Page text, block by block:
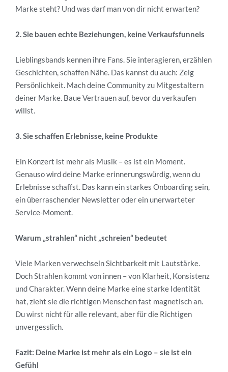
Marke steht? Und was darf man von dir nicht erwarten?
2. Sie bauen echte Beziehungen, keine Verkaufsfunnels
Lieblingsbands kennen ihre Fans. Sie interagieren, erzählen
Geschichten, schaffen Nähe. Das kannst du auch: Zeig
Persönlichkeit. Mach deine Community zu Mitgestaltern
deiner Marke. Baue Vertrauen auf, bevor du verkaufen
willst.
3. Sie schaffen Erlebnisse, keine Produkte
Ein Konzert ist mehr als Musik – es ist ein Moment.
Genauso wird deine Marke erinnerungswürdig, wenn du
Erlebnisse schaffst. Das kann ein starkes Onboarding sein,
ein überraschender Newsletter oder ein unerwarteter
Service-Moment.
Warum „strahlen“ nicht „schreien“ bedeutet
Viele Marken verwechseln Sichtbarkeit mit Lautstärke.
Doch Strahlen kommt von innen – von Klarheit, Konsistenz
und Charakter. Wenn deine Marke eine starke Identität
hat, zieht sie die richtigen Menschen fast magnetisch an.
Du wirst nicht für alle relevant, aber für die Richtigen
unvergesslich.
Fazit: Deine Marke ist mehr als ein Logo – sie ist ein
Gefühl